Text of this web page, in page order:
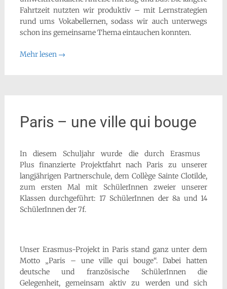
Fahrtzeit nutzten wir produktiv – mit Lernstrategien
rund ums Vokabellernen, sodass wir auch unterwegs
schon ins gemeinsame Thema eintauchen konnten.
Mehr lesen →
Paris – une ville qui bouge
In diesem Schuljahr wurde die durch Erasmus
Plus finanzierte Projektfahrt nach Paris zu unserer
langjährigen Partnerschule, dem Collège Sainte Clotilde,
zum ersten Mal mit SchülerInnen zweier unserer
Klassen durchgeführt: 17 SchülerInnen der 8a und 14
SchülerInnen der 7f.
Unser Erasmus-Projekt in Paris stand ganz unter dem
Motto „Paris – une ville qui bouge“. Dabei hatten
deutsche und französische SchülerInnen die
Gelegenheit, gemeinsam aktiv zu werden und sich